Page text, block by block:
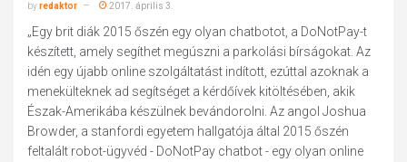
byredaktor 2017. április 3.
„Egy brit diák 2015 őszén egy olyan chatbotot, a DoNotPay-t
készített, amely segíthet megúszni a parkolási bírságokat. Az
idén egy újabb online szolgáltatást indított, ezúttal azoknak a
menekülteknek ad segítséget a kérdőívek kitöltésében, akik
Észak-Amerikába készülnek bevándorolni. Az angol Joshua
Browder, a stanfordi egyetem hallgatója által 2015 őszén
feltalált robot-ügyvéd - DoNotPay chatbot - egy olyan online